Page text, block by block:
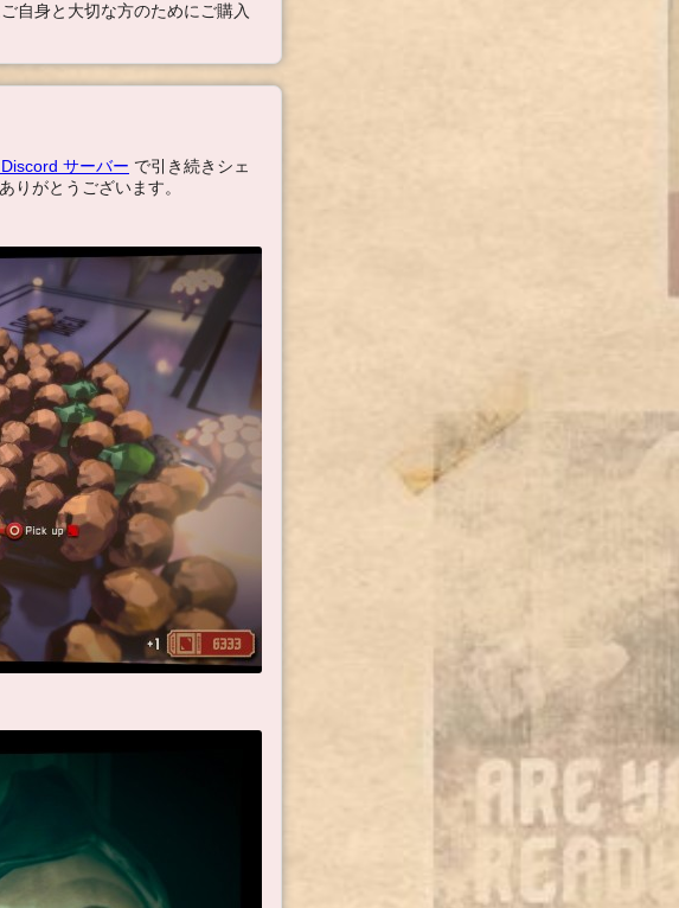
自身と大切な方のためにご購入
サーバー で引き続きシェ
りがとうございます。